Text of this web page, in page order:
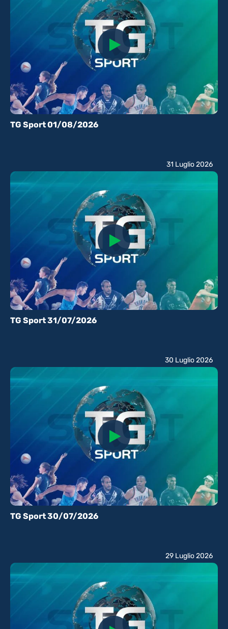
TG Sport 01/08/2026
TG Sport 31/07/2026
31 Luglio 2026
TG Sport 30/07/2026
30 Luglio 2026
29 Luglio 2026